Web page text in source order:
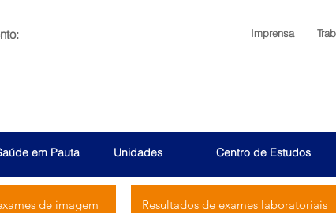
Imprensa
em Pauta Unidades Centro de Estudos
de imagem Resultados de exames laboratoriais